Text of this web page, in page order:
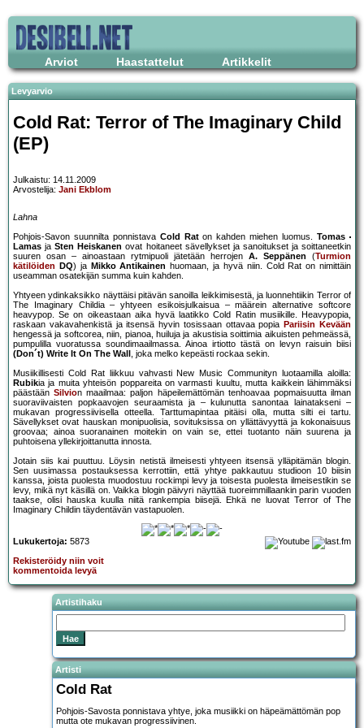
Arviot Haastattelut Artikkelit
Levyarvio
Cold Rat: Terror of The Imaginary Child
(EP)
Julkaistu: 14.11.2009
Arvostelija: Jani Ekblom
Lahna
Pohjois-Savon suunnilta ponnistava Cold Raton kahden miehen luomus.Tomas
Lamas jaSten Heiskanen ovat hoitaneet sävellykset ja sanoitukset ja soittaneetkin
suuren osan – ainoastaan rytmipuoli jätetään herrojen A. Seppänen (Turmion
kätilöiden
DQ) ja Mikko Antikainen huomaan, ja hyvä niin. Cold Rat on nimittäin
useamman osatekijän summa kuin kahden.
Yhtyeen ydinkaksikko näyttäisi pitävän sanoilla leikkimisestä, ja luonnehtiikin Terror of
The Imaginary Childia – yhtyeen esikoisjulkaisua – määrein alternative softcore
heavypop. Se on oikeastaan aika hyvä laatikko Cold Ratin musiikille. Heavypopia,
raskaan vakavahenkistä ja itsensä hyvin tosissaan ottavaa popia Pariisin Kevään
hengessä ja softcorea, niin, pianoa, huiluja ja akustisia soittimia aikuisten pehmeässä,
pumpulilla vuoratussa soundimaailmassa. Ainoa irtiotto tästä on levyn raisuin biisi
(Don´t) Write It On The Wall , joka melko kepeästi rockaa sekin.
Musiikillisesti Cold Rat liikkuu vahvasti New Music Communityn luotaamilla aloilla:
Rubikia ja muita yhteisön poppareita on varmasti kuultu, mutta kaikkein lähimmäksi
päästäänSilvion maailmaa: paljon häpeilemättömän tenhoavaa popmaisuutta ilman
suoraviivaisten popkaavojen seuraamista ja – kulunutta sanontaa lainatakseni –
mukavan progressiivisella otteella. Tarttumapintaa pitäisi olla, mutta silti ei tartu.
Sävellykset ovat hauskan monipuolisia, sovituksissa on yllättävyyttä ja kokonaisuus
groovaa; ainoa suoranainen moitekin on vain se, ettei tuotanto näin suurena ja
puhtoisena yllekirjoittanutta innosta.
Jotain siis kai puuttuu. Löysin netistä ilmeisesti yhtyeen itsensä ylläpitämän blogin.
Sen uusimassa postauksessa kerrottiin, että yhtye pakkautuu studioon 10 biisin
kanssa, joista puolesta muodostuu rockimpi levy ja toisesta puolesta ilmeisestikin se
levy, mikä nyt käsillä on. Vaikka blogin päivyri näyttää tuoreimmillaankin parin vuoden
taakse, olisi hauska kuulla niitä rankempia biisejä. Ehkä ne luovat Terror of The
Imaginary Childin täydentävän vastapuolen.
Lukukertoja: 5873
Rekisteröidy niin voit
kommentoida levyä
Artistihaku
Artisti
Cold Rat
Pohjois-Savosta ponnistava yhtye, joka musiikki on häpeämättömän pop
mutta ote mukavan progressiivinen.